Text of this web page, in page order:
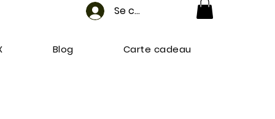
Se connecter
Blog Carte cadeau